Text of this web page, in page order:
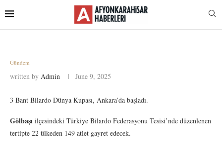
Gündem
written by Admin June 9, 2025
3 Bant Bilardo Dünya Kupası, Ankara’da başladı.
Gölbaşı ilçesindeki Türkiye Bilardo Federasyonu Tesisi’nde düzenlenen
tertipte 22 ülkeden 149 atlet gayret edecek.